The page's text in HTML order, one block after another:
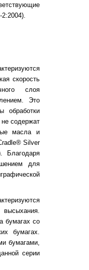
скорость
слоя
Это
обработки
содержат
масла и
Silver
Благодаря
для
бумагах со
бумагах.
бумагами,
серии